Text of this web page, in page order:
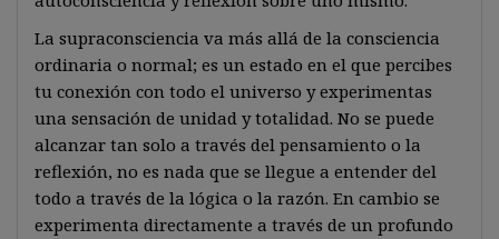
La supraconsciencia va más allá de la consciencia
ordinaria o normal; es un estado en el que percibes
tu conexión con todo el universo y experimentas
una sensación de unidad y totalidad. No se puede
alcanzar tan solo a través del pensamiento o la
reflexión, no es nada que se llegue a entender del
todo a través de la lógica o la razón. En cambio se
experimenta directamente a través de un profundo